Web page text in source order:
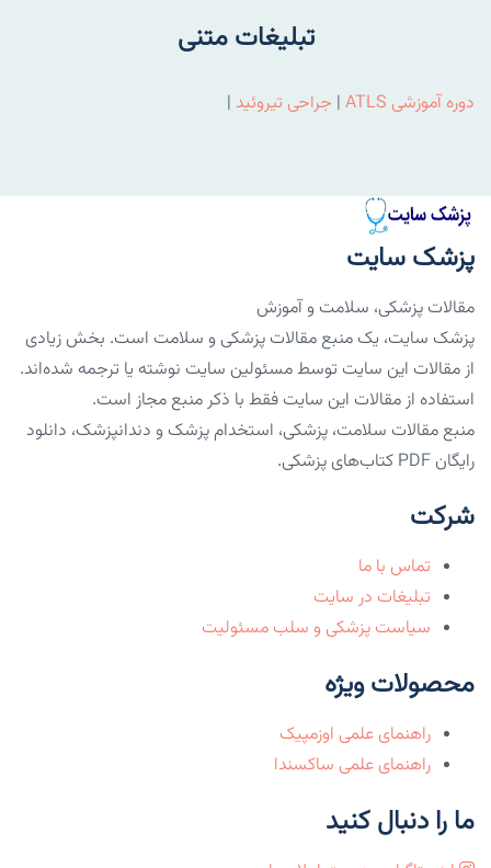
تبلیغات متنی
دوره آموزشی ATLS | جراحی تیروئید |
پزشک سایت
مقالات پزشکی، سلامت و آموزش
پزشک سایت، یک منبع مقالات پزشکی و سلامت است. بخش زیادی
از مقالات این سایت توسط مسئولین سایت نوشته یا ترجمه شده‌اند.
استفاده از مقالات این سایت فقط با ذکر منبع مجاز است.
منبع مقالات سلامت، پزشکی، استخدام پزشک و دندانپزشک، دانلود
رایگان PDF کتاب‌های پزشکی.
شرکت
تماس با ما
تبلیغات در سایت
سیاست پزشکی و سلب مسئولیت
محصولات ویژه
راهنمای علمی اوزمپیک
راهنمای علمی ساکسندا
ما را دنبال کنید